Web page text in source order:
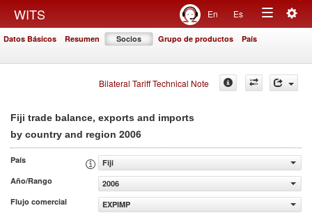
WITS En Es
Toggle
Datos Básicos Resumen Socios Grupo de productos País
Bilateral Tariff Technical Note
Fiji trade balance, exports and imports
by country and region 2006
País
Fiji
Año/Rango
2006
Flujo comercial
EXPIMP